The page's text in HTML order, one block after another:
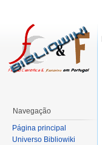
Navegação
Página principal
Universo Bibliowiki